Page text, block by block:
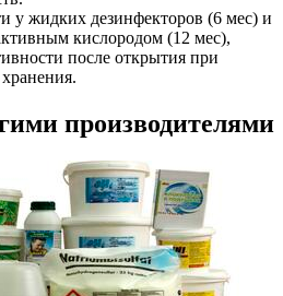
у жидких дезинфекторов (6 мес) и
кислородом (12 мес),
после открытия при
производителями